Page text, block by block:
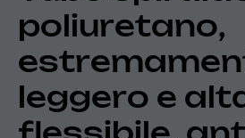
poliuretano,
leggero e